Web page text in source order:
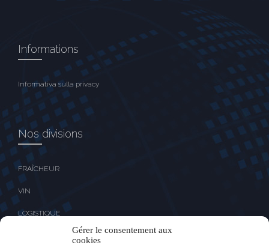
Gérer le consentement aux
cookies
Informations
Informativa sulla privacy
Nos divisions
FRAÎCHEUR
VIN
LOGISTIQUE